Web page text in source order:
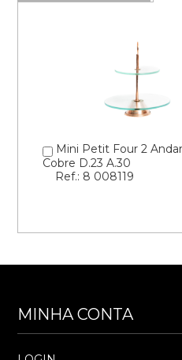
Mini Petit Four 2
Cobre D.23 A.30
Ref.: 8 008119
MINHA CONTA